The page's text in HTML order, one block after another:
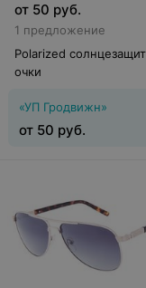
от 50 руб.
1 предложение
Polarized
очки
«УП Гродвижн»
от 50 руб.